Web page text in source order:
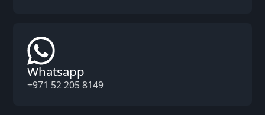
Whatsapp
+971 52 205 8149